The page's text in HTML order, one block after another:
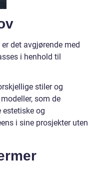
det avgjørende med
i henhold til
stiler og
som de
og
i sine prosjekter uten